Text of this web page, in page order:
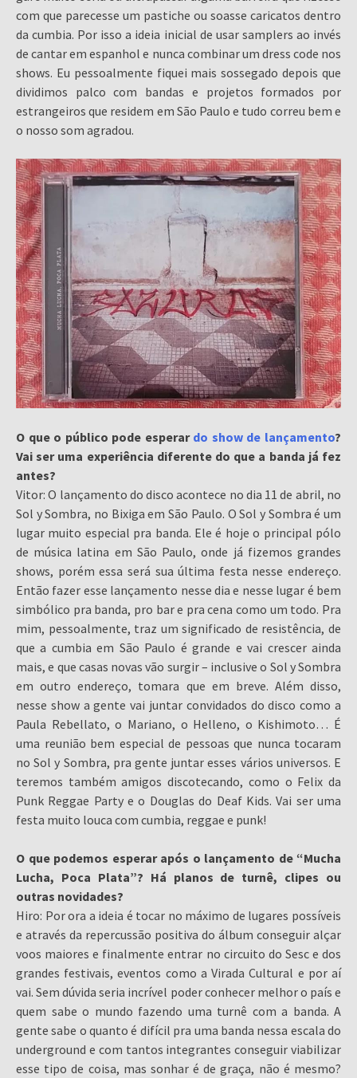
com que parecesse um pastiche ou soasse caricatos dentro
da cumbia. Por isso a ideia inicial de usar samplers ao invés
de cantar em espanhol e nunca combinar um dress code nos
shows. Eu pessoalmente fiquei mais sossegado depois que
dividimos palco com bandas e projetos formados por
estrangeiros que residem em São Paulo e tudo correu bem e
o nosso som agradou.
O que o público pode esperar do show de lançamento?
Vai ser uma experiência diferente do que a banda já fez
antes?
Vitor: O lançamento do disco acontece no dia 11 de abril, no
Sol y Sombra, no Bixiga em São Paulo. O Sol y Sombra é um
lugar muito especial pra banda. Ele é hoje o principal pólo
de música latina em São Paulo, onde já fizemos grandes
shows, porém essa será sua última festa nesse endereço.
Então fazer esse lançamento nesse dia e nesse lugar é bem
simbólico pra banda, pro bar e pra cena como um todo. Pra
mim, pessoalmente, traz um significado de resistência, de
que a cumbia em São Paulo é grande e vai crescer ainda
mais, e que casas novas vão surgir – inclusive o Sol y Sombra
em outro endereço, tomara que em breve. Além disso,
nesse show a gente vai juntar convidados do disco como a
Paula Rebellato, o Mariano, o Helleno, o Kishimoto… É
uma reunião bem especial de pessoas que nunca tocaram
no Sol y Sombra, pra gente juntar esses vários universos. E
teremos também amigos discotecando, como o Felix da
Punk Reggae Party e o Douglas do Deaf Kids. Vai ser uma
festa muito louca com cumbia, reggae e punk!
O que podemos esperar após o lançamento de “Mucha
Lucha, Poca Plata”? Há planos de turnê, clipes ou
outras novidades?
Hiro: Por ora a ideia é tocar no máximo de lugares possíveis
e através da repercussão positiva do álbum conseguir alçar
voos maiores e finalmente entrar no circuito do Sesc e dos
grandes festivais, eventos como a Virada Cultural e por aí
vai. Sem dúvida seria incrível poder conhecer melhor o país e
quem sabe o mundo fazendo uma turnê com a banda. A
gente sabe o quanto é difícil pra uma banda nessa escala do
underground e com tantos integrantes conseguir viabilizar
esse tipo de coisa, mas sonhar é de graça, não é mesmo?